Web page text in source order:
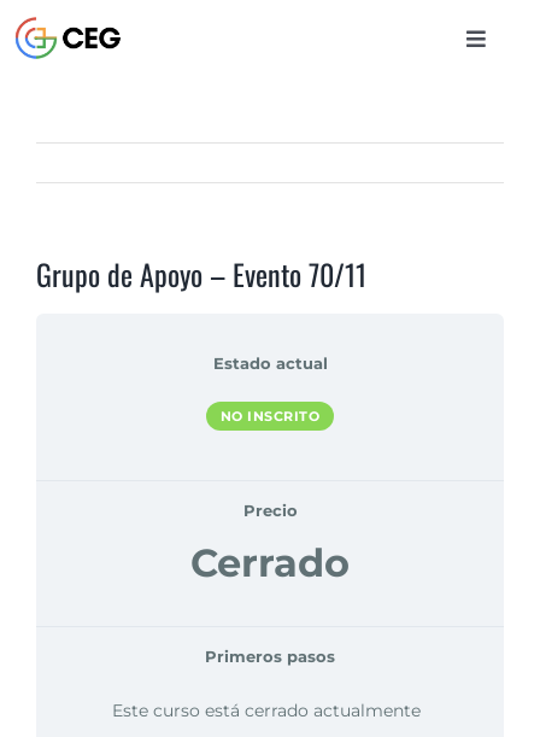
al
contenido
Toggle
BIBLIOTECA
Grupo de Apoyo – Evento 70/11
Estado actual
NO INSCRITO
Precio
Cerrado
Primeros pasos
Este curso está cerrado actualmente